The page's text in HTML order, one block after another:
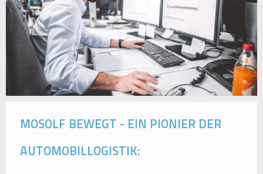
MOSOLF BEWEGT - EIN PIONIER DER
AUTOMOBILLOGISTIK: